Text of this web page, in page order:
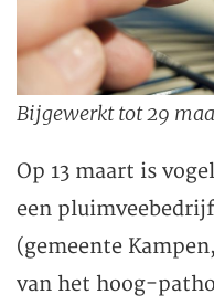
Bijgewerkt tot 29
Op 13 maart is
een
(gemeente
van het hoog-